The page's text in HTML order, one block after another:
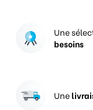
Une
besoins
Une